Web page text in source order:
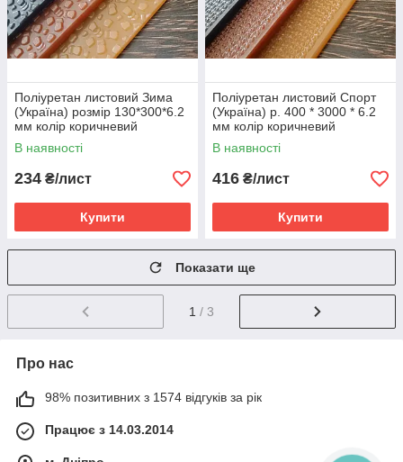
Поліуретан листовий Зима
(Україна) розмір 130*300*6.2
мм колір коричневий
В наявності
234 ₴/лист
Купити
Поліуретан листовий Спорт
(Україна) р. 400 * 3000 * 6.2
мм колір коричневий
В наявності
416 ₴/лист
Купити
Показати ще
1 / 3
Про нас
98% позитивних з 1574 відгуків за рік
Працює з 14.03.2014